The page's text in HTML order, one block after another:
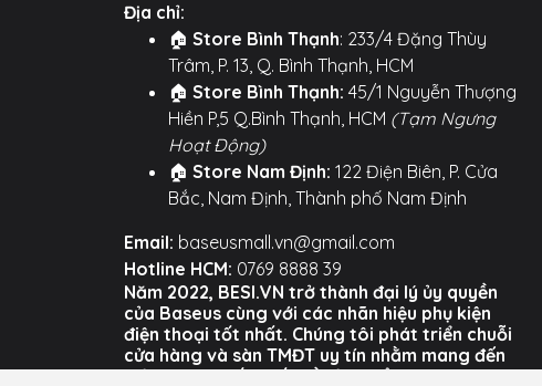
Địa chỉ:
🏠 Store Bình Thạnh: 233/4 Đặng Thùy
Trâm, P. 13, Q. Bình Thạnh, HCM
🏠 Store Bình Thạnh: 45/1 Nguyễn Thượng
Hiền P,5 Q.Bình Thạnh, HCM (Tạm Ngưng
Hoạt Động)
🏠 Store Nam Định: 122 Điện Biên, P. Cửa
Bắc, Nam Định, Thành phố Nam Định
Email: baseusmall.vn@gmail.com
Hotline HCM: 0769 8888 39
Năm 2022, BESI.VN trở thành đại lý ủy quyền
của Baseus cùng với các nhãn hiệu phụ kiện
điện thoại tốt nhất. Chúng tôi phát triển chuỗi
cửa hàng và sàn TMĐT uy tín nhằm mang đến
trải nghiệm tốt nhất về sản phẩm và dịch vụ